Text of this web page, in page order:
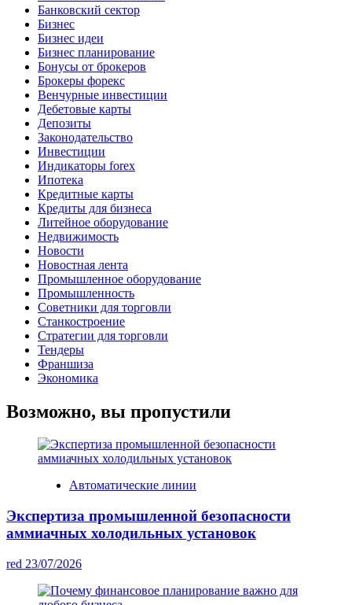
Банковский сектор
Бизнес
Бизнес идеи
Бизнес планирование
Бонусы от брокеров
Брокеры форекс
Венчурные инвестиции
Дебетовые карты
Депозиты
Законодательство
Инвестиции
Индикаторы forex
Ипотека
Кредитные карты
Кредиты для бизнеса
Литейное оборудование
Недвижимость
Новости
Новостная лента
Промышленное оборудование
Промышленность
Советники для торговли
Станкостроение
Стратегии для торговли
Тендеры
Франшиза
Экономика
Возможно, вы пропустили
Автоматические линии
Экспертиза промышленной безопасности
аммиачных холодильных установок
red 23/07/2026